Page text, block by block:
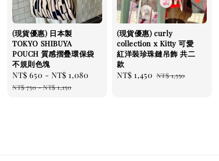
(現貨優惠) 日本製
TOKYO SHIBUYA
POUCH 質感摺疊環保袋
不規則色塊
Sale
price
NT$ 650 -NT$ 1,080
Regular
NT$ 750-NT$ 1,150
(現貨優惠) curly
collection x Kitty 可愛
紅洋裝珍珠鏈吊飾 共二
款
Sale
NT$ 1,450 Regular
NT$ 1,550